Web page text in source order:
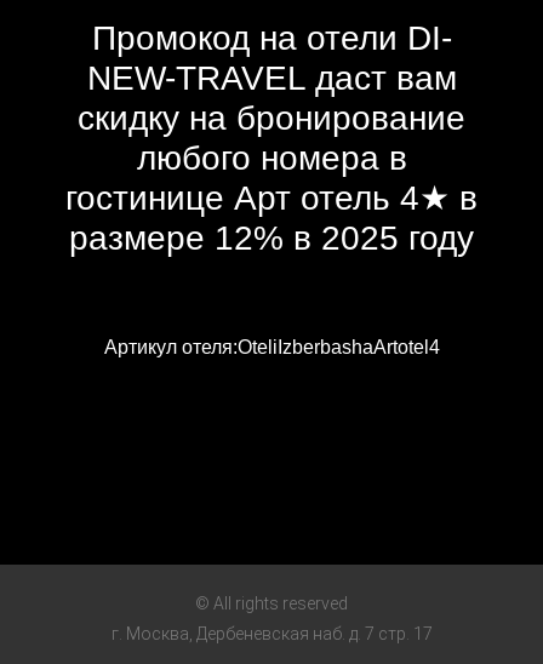
Промокод на отели DI-
NEW-TRAVEL даст вам
скидку на бронирование
любого номера в
гостинице Арт отель 4★ в
размере 12% в 2025 году
Артикул отеля:OteliIzberbashaArtotel4
© All rights reserved
г. Москва, Дербеневская наб. д. 7 стр. 17